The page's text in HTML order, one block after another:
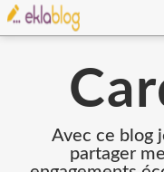
Avec ce blog
partager